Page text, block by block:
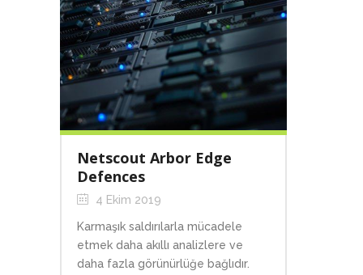
Netscout Arbor Edge
Defences
4 Ekim 2019
Karmaşık saldırılarla mücadele
etmek daha akıllı analizlere ve
daha fazla görünürlüğe bağlıdır.